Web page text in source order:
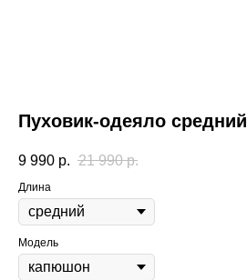
Пуховик-одеяло средний
9 990 р. 21 990 р.
Длина
Модель